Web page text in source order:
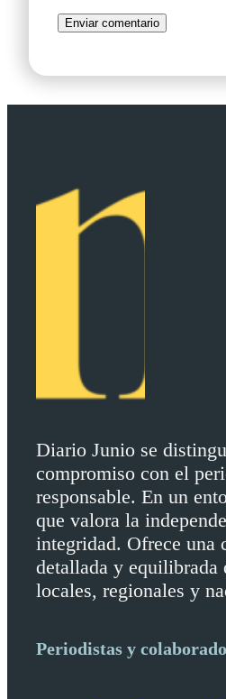
Diario Junio se
compromiso con el
responsable. En un
que valora la
integridad. Ofrece una
detallada y equilibrada
locales, regionales y
Periodistas y